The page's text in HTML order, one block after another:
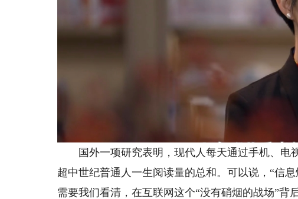
国外一项研究表明，现代人每天通过手机、电
超中世纪普通人一生阅读量的总和。可以说，“信
需要我们看清，在互联网这个“没有硝烟的战场”